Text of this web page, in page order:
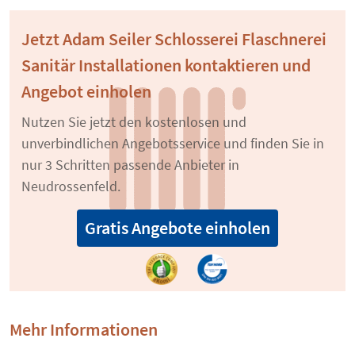
Jetzt Adam Seiler Schlosserei Flaschnerei
Sanitär Installationen kontaktieren und
Angebot einholen
Nutzen Sie jetzt den kostenlosen und
unverbindlichen Angebotsservice und finden Sie in
nur 3 Schritten passende Anbieter in
Neudrossenfeld.
Gratis Angebote einholen
Mehr Informationen